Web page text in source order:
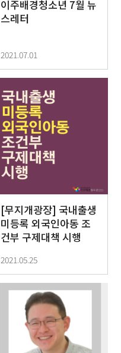
이주배경청소년 7월 뉴
스레터
2021.07.01
[무지개광장] 국내출생
미등록 외국인아동 조
건부 구제대책 시행
2021.05.25